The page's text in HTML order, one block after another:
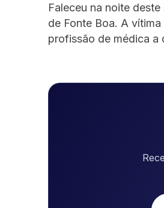
Faleceu na noite
de Fonte Boa. A
profissão de médica a